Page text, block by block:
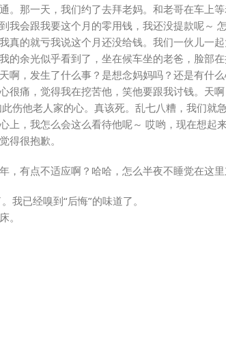
。那一天，我们约了去拜老妈。和老哥在车上
我会跟我要这个月的零用钱，我还没提款呢～
真的就亏我说这个月还没给钱。我们一伙儿一
的余光似乎看到了，坐在候车坐的老爸，脸部
啊，发生了什么事？是想念妈妈吗？还是有什
很痛，觉得我在挖苦他，笑他要跟我讨钱。天
伤他老人家的心。真该死。乱七八糟，我们就
上，我怎么会这么看待他呢～ 哎哟，现在想起
得很抱歉。
，有点不适应啊？哈哈，怎么半夜不睡觉在这里
我已经嗅到“后悔”的味道了。
。